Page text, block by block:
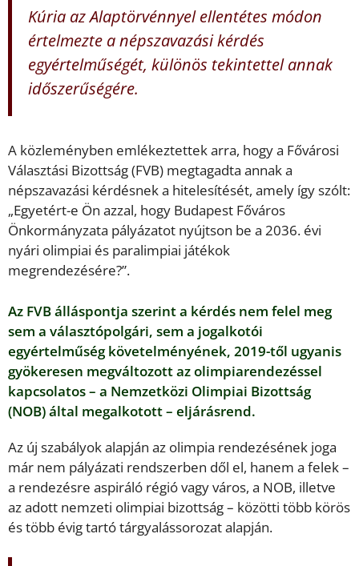
Kúria az Alaptörvénnyel ellentétes módon
értelmezte a népszavazási kérdés
egyértelműségét, különös tekintettel annak
időszerűségére.
A közleményben emlékeztettek arra, hogy a Fővárosi
Választási Bizottság (FVB) megtagadta annak a
népszavazási kérdésnek a hitelesítését, amely így szólt:
„Egyetért-e Ön azzal, hogy Budapest Főváros
Önkormányzata pályázatot nyújtson be a 2036. évi
nyári olimpiai és paralimpiai játékok
megrendezésére?”.
Az FVB álláspontja szerint a kérdés nem felel meg
sem a választópolgári, sem a jogalkotói
egyértelműség követelményének, 2019-től ugyanis
gyökeresen megváltozott az olimpiarendezéssel
kapcsolatos – a Nemzetközi Olimpiai Bizottság
(NOB) által megalkotott – eljárásrend.
Az új szabályok alapján az olimpia rendezésének joga
már nem pályázati rendszerben dől el, hanem a felek –
a rendezésre aspiráló régió vagy város, a NOB, illetve
az adott nemzeti olimpiai bizottság – közötti több körös
és több évig tartó tárgyalássorozat alapján.